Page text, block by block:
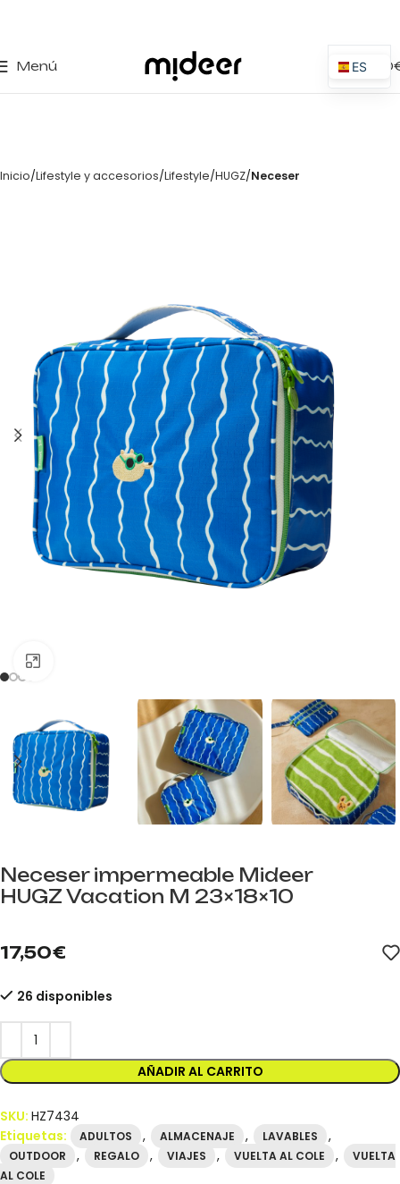
Menú 0,00
Inicio Lifestyle y accesorios Lifestyle HUGZ Neceser
Neceser impermeable Mideer
HUGZ Vacation M 23×18×10
17,50€
26 disponibles
AÑADIR AL CARRITO
SKU: HZ7434
Etiquetas:
ADULTOS , ALMACENAJE , LAVABLES ,
OUTDOOR , REGALO , VIAJES , VUELTA AL COLE ,
VUELTA
AL COLE
ES
EN